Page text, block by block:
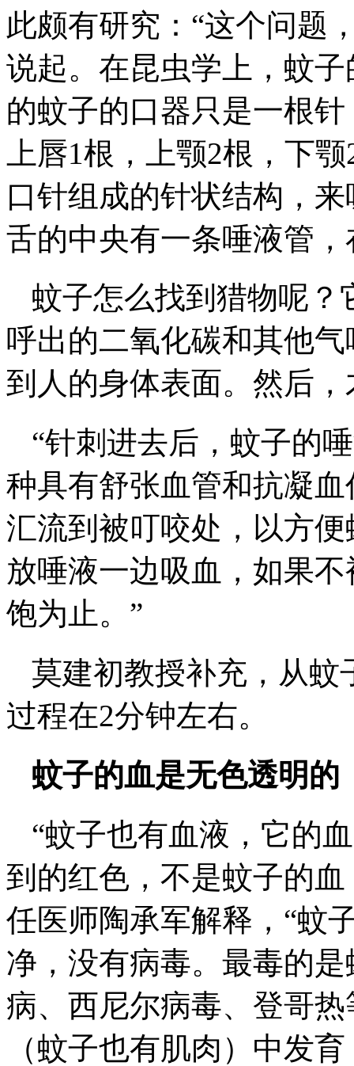
此颇有研究：“这个问题
说起。在昆虫学上，蚊
的蚊子的口器只是一根
上唇1根，上颚2根，下
口针组成的针状结构，
舌的中央有一条唾液管
蚊子怎么找到猎物呢？
呼出的二氧化碳和其他
到人的身体表面。然后
“针刺进去后，蚊子的
种具有舒张血管和抗凝
汇流到被叮咬处，以方
放唾液一边吸血，如果
饱为止。”
莫建初教授补充，从蚊
过程在2分钟左右。
蚊子的血是无色透明的
“蚊子也有血液，它的
到的红色，不是蚊子的
任医师陶承军解释，“蚊
净，没有病毒。最毒的
病、西尼尔病毒、登哥
（蚊子也有肌肉）中发